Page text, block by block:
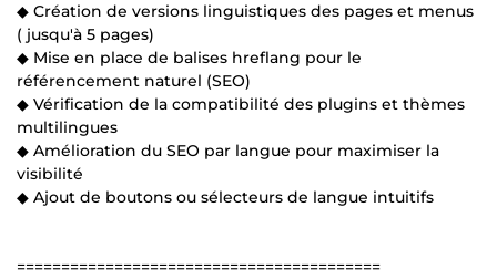
◆ Création de versions linguistiques des pages et menus
( jusqu'à 5 pages)
◆ Mise en place de balises hreflang pour le
référencement naturel (SEO)
◆ Vérification de la compatibilité des plugins et thèmes
multilingues
◆ Amélioration du SEO par langue pour maximiser la
visibilité
◆ Ajout de boutons ou sélecteurs de langue intuitifs
=========================================